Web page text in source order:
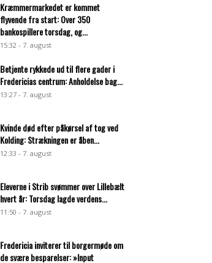
Kræmmermarkedet er kommet
flyvende fra start: Over 350
bankospillere torsdag, og...
15:32 - 7. august
Betjente rykkede ud til flere gader i
Fredericias centrum: Anholdelse bag...
13:27 - 7. august
Kvinde død efter påkørsel af tog ved
Kolding: Strækningen er åben...
12:33 - 7. august
Eleverne i Strib svømmer over Lillebælt
hvert år: Torsdag lagde verdens...
11:50 - 7. august
Fredericia inviterer til borgermøde om
de svære besparelser: »Input